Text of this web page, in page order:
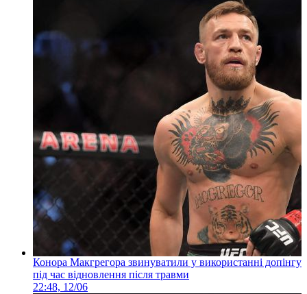
Конора Макгрегора звинуватили у використанні допінгу
під час відновлення після травми
22:48, 12/06